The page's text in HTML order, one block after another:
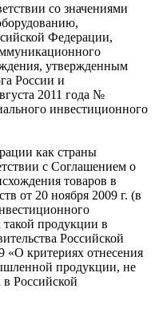
со значениями
Федерации,
утвержденным
России и
2011 года №
инвестиционного
как страны
с Соглашением о
товаров в
‎от 20 ноября 2009 г. (в
такой продукции в
Российской
критериях отнесения
продукции, не
Российской